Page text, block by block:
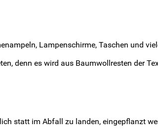
Lampenschirme, Taschen und
denn es wird aus Baumwollresten der
statt im Abfall zu landen, eingepflanzt